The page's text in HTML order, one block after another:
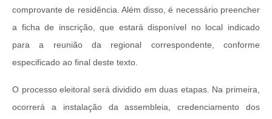
comprovante de residência. Além disso, é necessário preencher
a ficha de inscrição, que estará disponível no local indicado
para a reunião da regional correspondente, conforme
especificado ao final deste texto.
O processo eleitoral será dividido em duas etapas. Na primeira,
ocorrerá a instalação da assembleia, credenciamento dos